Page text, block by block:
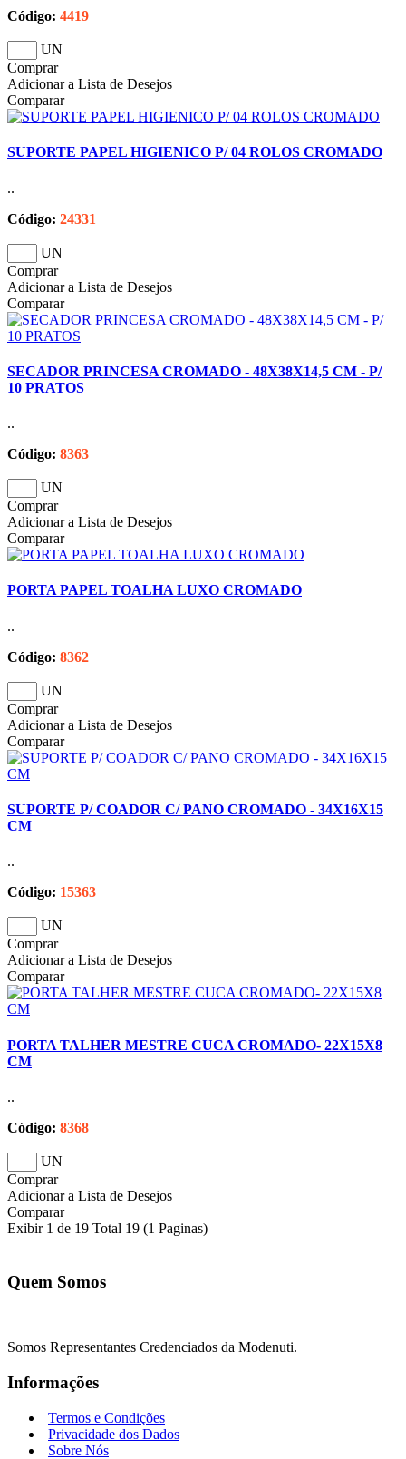
Código: 4419
UN
Comprar
Adicionar a Lista de Desejos
Comparar
SUPORTE PAPEL HIGIENICO P/ 04 ROLOS CROMADO
..
Código: 24331
UN
Comprar
Adicionar a Lista de Desejos
Comparar
SECADOR PRINCESA CROMADO - 48X38X14,5 CM - P/
10 PRATOS
..
Código: 8363
UN
Comprar
Adicionar a Lista de Desejos
Comparar
PORTA PAPEL TOALHA LUXO CROMADO
..
Código: 8362
UN
Comprar
Adicionar a Lista de Desejos
Comparar
SUPORTE P/ COADOR C/ PANO CROMADO - 34X16X15
CM
..
Código: 15363
UN
Comprar
Adicionar a Lista de Desejos
Comparar
PORTA TALHER MESTRE CUCA CROMADO- 22X15X8
CM
..
Código: 8368
UN
Comprar
Adicionar a Lista de Desejos
Comparar
Exibir 1 de 19 Total 19 (1 Paginas)
Quem Somos
Somos Representantes Credenciados da Modenuti.
Informações
Termos e Condições
Privacidade dos Dados
Sobre Nós